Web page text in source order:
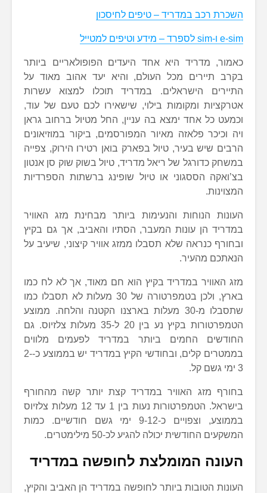
השכרת רכב במדריד – טיפים לחיסכון
e-sim ו-sim לספרד – מידע וטיפים למטייל
כאמור, מדריד היא אחד היעדים הפופולאריים ביותר
בקרב תיירים מכל העולם, והיא יעד אהוב מאוד על
התיירים הישראלים. במדריד תוכלו למצוא עשרות
אטרקציות ומקומות בילוי, שישאירו לכם טעם של עוד,
וכמעט כל אחד ימצא בה עניין, החל מטיול ברחוב גראן
ויה וכיכר פלאזה מאיור המפורסמים, ביקור במוזיאונים
הרבים שיש בעיר, טיול בפארק בואן רטירו הירוק, צפייה
במשחק כדורגל של ריאל מדריד, טיול בשוק שוק סן אנטון
בצ’ואקה הססגוני או טיול שופינג ברשתות הספרדיות
המצוינות.
העונות הנוחות והנעימות ביותר מבחינת מזג האוויר
במדריד הן עונות המעבר, הסתיו והאביב, אך גם בקיץ
ובחורף כנראה שלא תסבלו ממזג אוויר קיצוני, שיעיב על
הנאתכם מהעיר.
מזג האוויר במדריד בקיץ הוא חם מאוד, אך לא לח כמו
בארץ, ולכן בטמפרטורה של 30 מעלות לא תסבלו כמו
שתסבלו מ-30 מעלות בארצנו הקטנה והלחה. ממוצע
הטמפרטורות בקיץ נע בין 20 ל-35 מעלות צלזיוס. גם
החודשים החמים ביותר במדריד לפעמים מלווים
בממטרים קלים, ובחודשי הקיץ במדריד יש בממוצע כ-2-
3 ימי גשם קל.
בחורף מזג האוויר במדריד קצת יותר קשה מהחורף
בישראל. הטמפרטורות נעות בין 1 עד 12 מעלות צלזיוס
בממוצע, וצפויים כ-9-12 ימי גשם חודשיים. כמות
המשקעים החודשית יכולה להגיע לכ-50 מילימטרים.
העונה המומלצת לחופשה במדריד
העונות הטובות ביותר לחופשה במדריד הן האביב והקיץ,